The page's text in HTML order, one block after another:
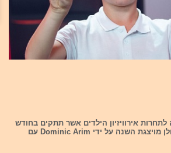
אירוויזיון הילדים אשר תתקים בחודש
הבא במדריד שבספרד. פולן מויצגת השנה על ידי Dominic Arim עם